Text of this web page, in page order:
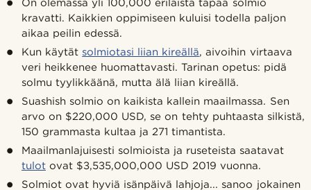
On olemassa yli 100,000 erilaista tapaa solmio
kravatti. Kaikkien oppimiseen kuluisi todella paljon
aikaa peilin edessä.
Kun käytät solmiotasi liian kireällä, aivoihin virtaava
veri heikkenee huomattavasti. Tarinan opetus: pidä
solmu tyylikkäänä, mutta älä liian kireällä.
Suashish solmio on kaikista kallein maailmassa. Sen
arvo on $220,000 USD, se on tehty puhtaasta silkistä,
150 grammasta kultaa ja 271 timantista.
Maailmanlajuisesti solmioista ja ruseteista saatavat
tulotovat $3,535,000,000 USD 2019 vuonna.
Solmiot ovat hyviä isänpäivä lahjoja... sanoo jokainen